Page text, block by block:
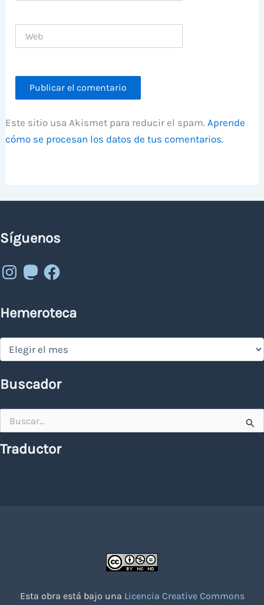
Este sitio usa Akismet para reducir el spam.Aprende
cómo se procesan los datos de tus comentarios.
Síguenos
Instagram
MastodonFacebook
Hemeroteca
Hemeroteca
Buscador
por:
Traductor
Esta obra está bajo una Licencia Creative Commons